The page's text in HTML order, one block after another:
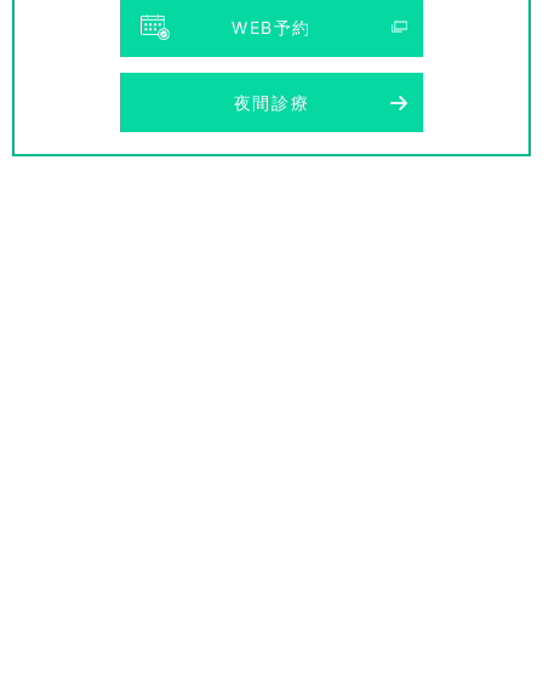
WEB予約
夜間診療